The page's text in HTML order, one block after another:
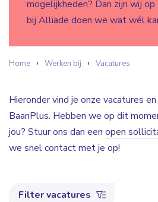
mogelijkheden? Dan zijn wij
bij Alliade doen we wat wél
Home Werken bij Vacatures
Hieronder vind je onze vacatures
BaanPlus. Hebben we op dit
jou? Stuur ons dan een open
we snel contact met je op!
Filter vacatures